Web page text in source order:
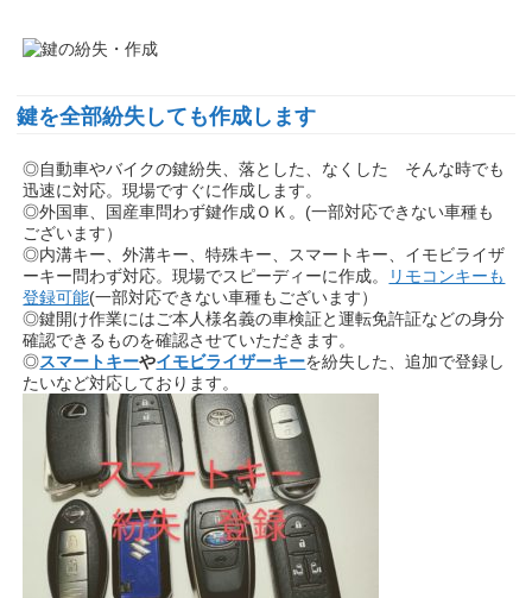
鍵を全部紛失しても作成します
◎自動車やバイクの鍵紛失、落とした、なくした そんな時でも
迅速に対応。現場ですぐに作成します。
◎外国車、国産車問わず鍵作成ＯＫ。(一部対応できない車種も
ございます）
◎内溝キー、外溝キー、特殊キー、スマートキー、イモビライザ
ーキー問わず対応。現場でスピーディーに作成。
リモコンキーも
登録可能(一部対応できない車種もございます）
◎鍵開け作業にはご本人様名義の車検証と運転免許証などの身分
確認できるものを確認させていただきます。
◎スマートキーやイモビライザーキーを紛失した、追加で登録し
たいなど対応しております。